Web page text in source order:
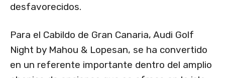
desfavorecidos.
Para el Cabildo de Gran Canaria, Audi Golf
Night by Mahou & Lopesan, se ha convertido
en un referente importante dentro del amplio